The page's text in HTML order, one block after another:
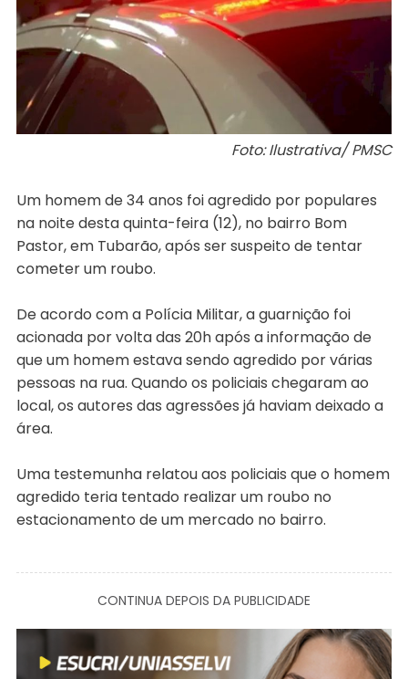
Foto: Ilustrativa/ PMSC
Um homem de 34 anos foi agredido por populares
na noite desta quinta-feira (12), no bairro Bom
Pastor, em Tubarão, após ser suspeito de tentar
cometer um roubo.
De acordo com a Polícia Militar, a guarnição foi
acionada por volta das 20h após a informação de
que um homem estava sendo agredido por várias
pessoas na rua. Quando os policiais chegaram ao
local, os autores das agressões já haviam deixado a
área.
Uma testemunha relatou aos policiais que o homem
agredido teria tentado realizar um roubo no
estacionamento de um mercado no bairro.
CONTINUA DEPOIS DA PUBLICIDADE